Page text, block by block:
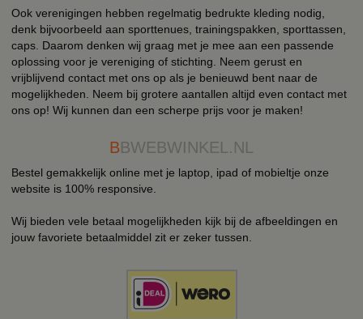
Ook verenigingen hebben regelmatig bedrukte kleding nodig,
denk bijvoorbeeld aan sporttenues, trainingspakken, sporttassen,
caps. Daarom denken wij graag met je mee aan een passende
oplossing voor je vereniging of stichting. Neem gerust en
vrijblijvend contact met ons op als je benieuwd bent naar de
mogelijkheden. Neem bij grotere aantallen altijd even contact met
ons op! Wij kunnen dan een scherpe prijs voor je maken!
BBWEBWINKEL.NL
Bestel gemakkelijk online met je laptop, ipad of mobieltje onze
website is 100% responsive.
Wij bieden vele betaal mogelijkheden kijk bij de afbeeldingen en
jouw favoriete betaalmiddel zit er zeker tussen.